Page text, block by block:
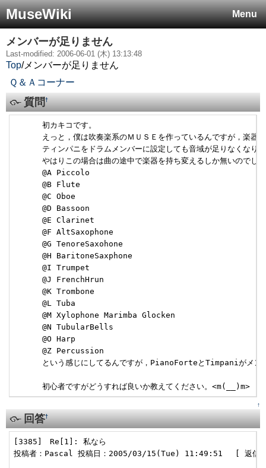
Menu
MuseWiki
メンバーが足りません
Last-modified: 2006-06-01 (木) 13:13:48
Top/メンバーが足りません
Ｑ＆Ａコーナー
質問 †
      初カキコです。
えっと，僕は吹奏楽系のＭＵＳＥを作っているんですが，楽器
ティンパニをドラムメンバーに設定しても音域が足りなくなり
やはりこの場合は曲の途中で楽器を持ち変えるしか無いのでし
      @A Piccolo
      @B Flute
      @C Oboe
      @D Bassoon
      @E Clarinet
      @F AltSaxophone
      @G TenoreSaxohone
      @H BaritoneSaxphone
      @I Trumpet
      @J FrenchHrun
      @K Trombone
      @L Tuba
      @M Xylophone Marimba Glocken
      @N TubularBells
      @O Harp
      @Z Percussion
という感じにしてるんですが，PianoForteとTimpaniがメン
      初心者ですがどうすれば良いか教えてください。<m(__)m>
↑
回答†
[3385]　Re[1]: 私なら
投稿者：Pascal 投稿日：2005/03/15(Tue) 11:49:51　 [ 返